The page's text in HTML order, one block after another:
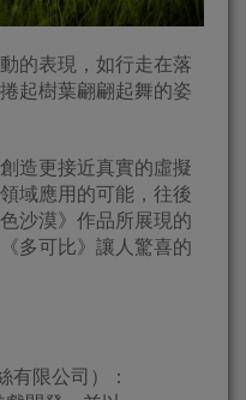
的表現，如行走在落
起樹葉翩翩起舞的姿
造更接近真實的虛擬
域應用的可能，往後
沙漠》作品所展現的
多可比》讓人驚喜的
有限公司）：